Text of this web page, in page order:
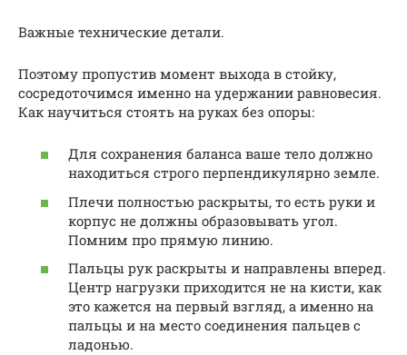
Важные технические детали.
Поэтому пропустив момент выхода в стойку,
сосредоточимся именно на удержании равновесия.
Как научиться стоять на руках без опоры:
Для сохранения баланса ваше тело должно
находиться строго перпендикулярно земле.
Плечи полностью раскрыты, то есть руки и
корпус не должны образовывать угол.
Помним про прямую линию.
Пальцы рук раскрыты и направлены вперед.
Центр нагрузки приходится не на кисти, как
это кажется на первый взгляд, а именно на
пальцы и на место соединения пальцев с
ладонью.